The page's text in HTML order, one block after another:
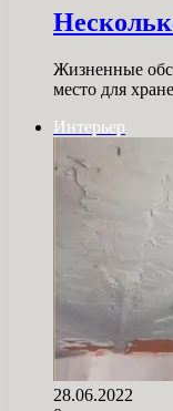
Жизненные
место для
Интерьер
28.06.2022